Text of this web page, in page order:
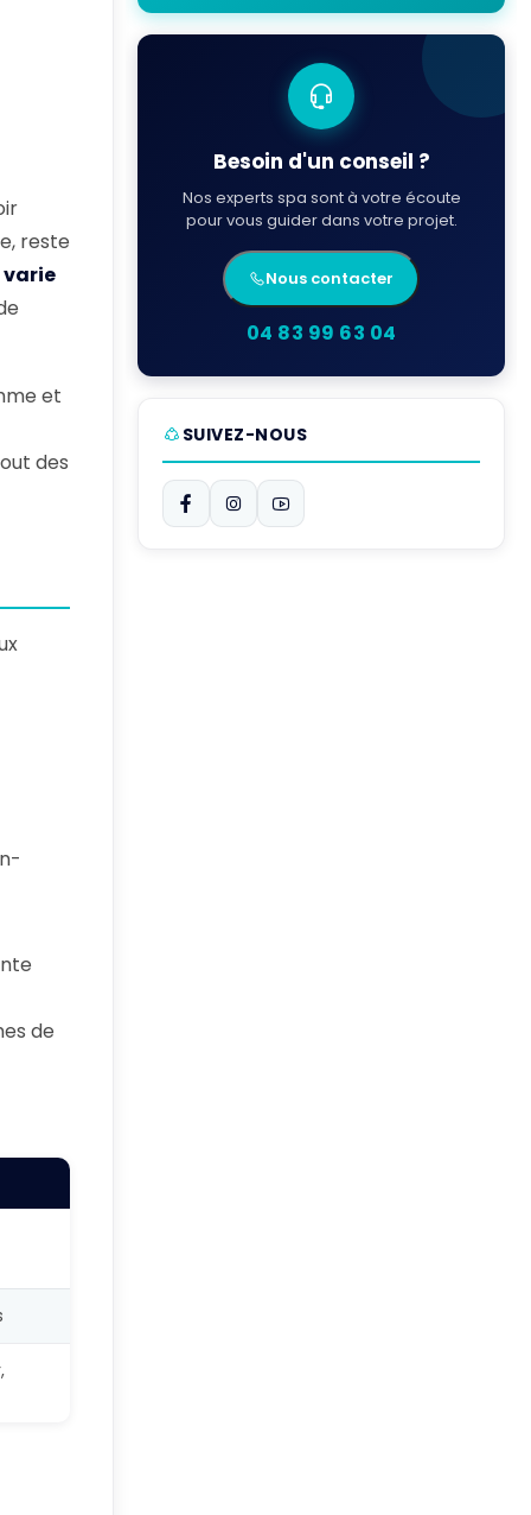
reste
et
des
de
Besoin d'un conseil ?
Nos experts spa sont à votre écoute
pour vous guider dans votre projet.
Nous contacter
04 83 99 63 04
SUIVEZ-NOUS